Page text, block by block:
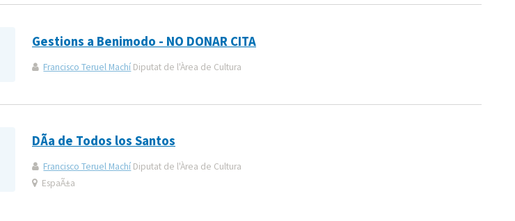
Gestions a Benimodo - NO DONAR CITA
Francisco Teruel Machí Diputat de l'Àrea de Cultura
DÃ­a de Todos los Santos
Francisco Teruel Machí Diputat de l'Àrea de Cultura
EspaÃ±a